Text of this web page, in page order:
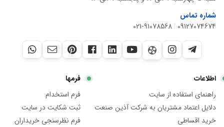
شماره تماس
09127074674
|
021-91078568
اطلاعات
راهنمای استفاده از سایت
دلایل اعتماد مشتریان به شرکت آذین صنعت
خرید اقساطی
فرمها
فرم استخدام
ثبت شکایت در سایت
فرم نظرسنجی خریداران